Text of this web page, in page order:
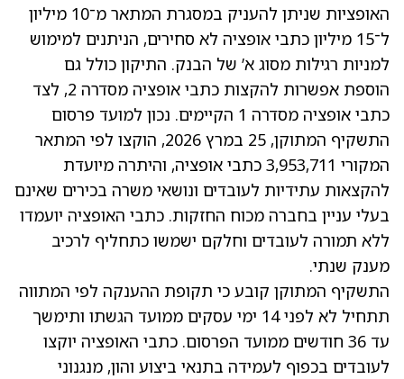
האופציות שניתן להעניק במסגרת המתאר מ־10 מיליון
ל־15 מיליון כתבי אופציה לא סחירים, הניתנים למימוש
למניות רגילות מסוג א’ של הבנק. התיקון כולל גם
הוספת אפשרות להקצות כתבי אופציה מסדרה 2, לצד
כתבי אופציה מסדרה 1 הקיימים. נכון למועד פרסום
התשקיף המתוקן, 25 במרץ 2026, הוקצו לפי המתאר
המקורי 3,953,711 כתבי אופציה, והיתרה מיועדת
להקצאות עתידיות לעובדים ונושאי משרה בכירים שאינם
בעלי עניין בחברה מכוח החזקות. כתבי האופציה יועמדו
ללא תמורה לעובדים וחלקם ישמשו כתחליף לרכיב
מענק שנתי.
התשקיף המתוקן קובע כי תקופת ההענקה לפי המתווה
תתחיל לא לפני 14 ימי עסקים ממועד הגשתו ותימשך
עד 36 חודשים ממועד הפרסום. כתבי האופציה יוקצו
לעובדים בכפוף לעמידה בתנאי ביצוע והון, מנגנוני